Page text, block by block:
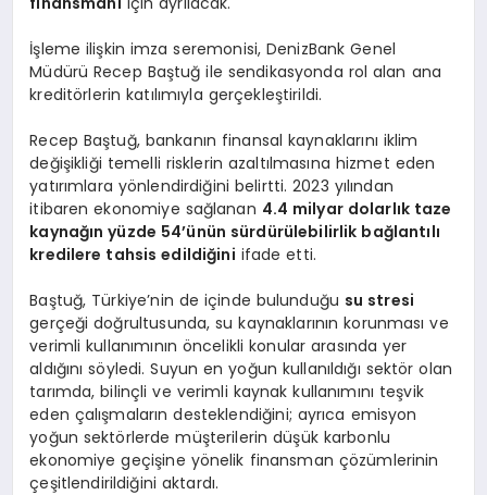
İşleme ilişkin imza seremonisi, DenizBank Genel
Müdürü Recep Baştuğ ile sendikasyonda rol alan ana
kreditörlerin katılımıyla gerçekleştirildi.
Recep Baştuğ, bankanın finansal kaynaklarını iklim
değişikliği temelli risklerin azaltılmasına hizmet eden
yatırımlara yönlendirdiğini belirtti. 2023 yılından
itibaren ekonomiye sağlanan 4.4 milyar dolarlık taze
kaynağın yüzde 54’ünün sürdürülebilirlik bağlantılı
kredilere tahsis edildiğini ifade etti.
Baştuğ, Türkiye’nin de içinde bulunduğu su stresi
gerçeği doğrultusunda, su kaynaklarının korunması ve
verimli kullanımının öncelikli konular arasında yer
aldığını söyledi. Suyun en yoğun kullanıldığı sektör olan
tarımda, bilinçli ve verimli kaynak kullanımını teşvik
eden çalışmaların desteklendiğini; ayrıca emisyon
yoğun sektörlerde müşterilerin düşük karbonlu
ekonomiye geçişine yönelik finansman çözümlerinin
çeşitlendirildiğini aktardı.